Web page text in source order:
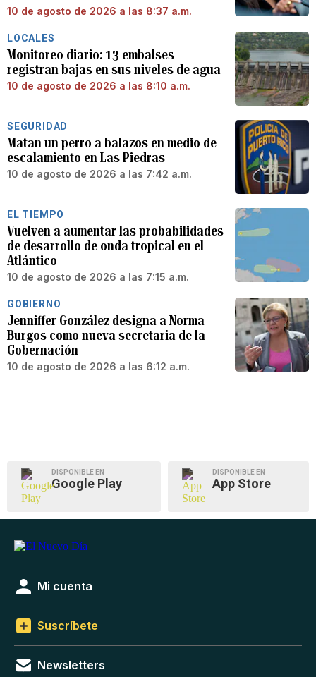
10 de agosto de 2026 a las 8:37 a.m.
LOCALES
Monitoreo diario: 13 embalses
registran bajas en sus niveles de agua
10 de agosto de 2026 a las 8:10 a.m.
SEGURIDAD
Matan un perro a balazos en medio de
escalamiento en Las Piedras
10 de agosto de 2026 a las 7:42 a.m.
EL TIEMPO
Vuelven a aumentar las probabilidades
de desarrollo de onda tropical en el
Atlántico
10 de agosto de 2026 a las 7:15 a.m.
GOBIERNO
Jenniffer González designa a Norma
Burgos como nueva secretaria de la
Gobernación
10 de agosto de 2026 a las 6:12 a.m.
DISPONIBLE EN
Google Play
DISPONIBLE EN
App Store
Mi cuenta
Suscríbete
Newsletters